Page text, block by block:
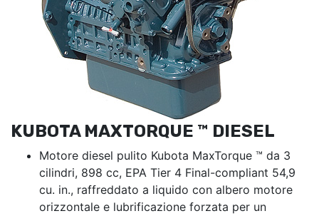
KUBOTA MAXTORQUE ™ DIESEL
Motore diesel pulito Kubota MaxTorque ™ da 3
cilindri, 898 cc, EPA Tier 4 Final-compliant 54,9
cu. in., raffreddato a liquido con albero motore
orizzontale e lubrificazione forzata per un